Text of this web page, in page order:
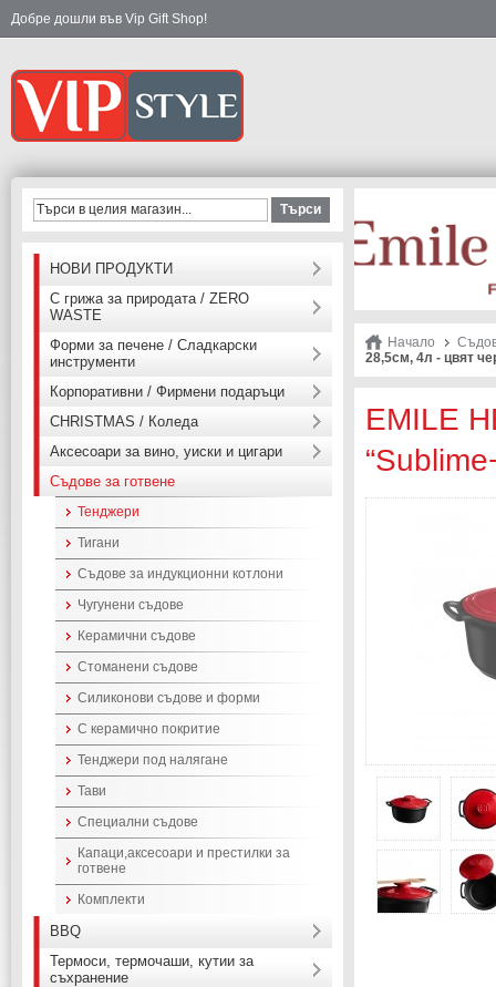
Добре дошли във Vip Gift Shop!
Начало
28,5см, 4л - цвят
EMILE
Търси
НОВИ ПРОДУКТИ
С грижа за природата / ZERO
WASTE
Форми за печене / Сладкарски
инструменти
Корпоративни / Фирмени подаръци
CHRISTMAS / Коледа
Аксесоари за вино, уиски и цигари
Съдове за готвене
Тенджери
Тигани
Съдове за индукционни котлони
Чугунени съдове
Керамични съдове
Стоманени съдове
Силиконови съдове и форми
С керамично покритие
Тенджери под налягане
Тави
Специални съдове
Капаци,аксесоари и престилки за
готвене
Комплекти
BBQ
Термоси, термочаши, кутии за
съхранение